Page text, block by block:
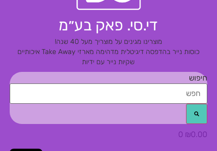
די.סי. פאק בע״מ
מוצרינו מגינים על מוצריך מעל 40 שנה!
כוסות נייר בהדפסה דיגיטלית מדהימהמארזי Take Away איכותיים
שקיות נייר עם ידיות
חיפוש
₪0.00
0